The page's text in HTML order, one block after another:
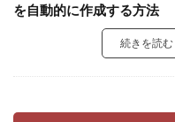
を自動的に作成する方法
続きを読む